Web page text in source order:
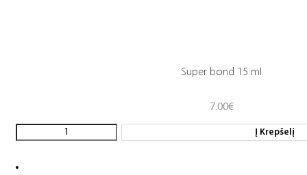
Super bond 15 ml
7.00€
Į Krepšelį